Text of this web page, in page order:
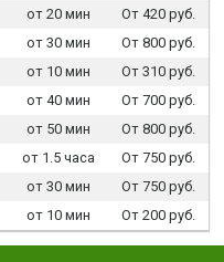
от 20 мин
От 420 руб.
от 30 мин
От 800 руб.
от 10 мин
От 310 руб.
от 40 мин
От 700 руб.
от 50 мин
От 800 руб.
от 1.5 часа
От 750 руб.
от 30 мин
От 750 руб.
от 10 мин От 200 руб.